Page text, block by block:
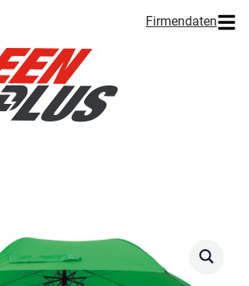
Firmendaten